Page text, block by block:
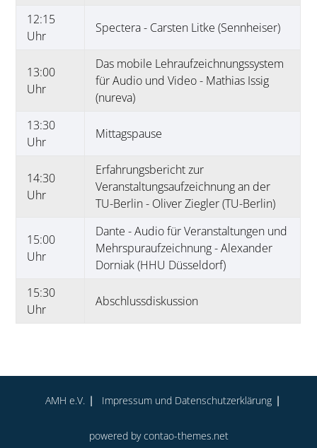
12:15
Uhr
Spectera - Carsten Litke (Sennheiser)
13:00
Uhr
Das mobile Lehraufzeichnungssystem
für Audio und Video - Mathias Issig
(nureva)
13:30
Uhr
Mittagspause
14:30
Uhr
Erfahrungsbericht zur
Veranstaltungsaufzeichnung an der
TU-Berlin - Oliver Ziegler (TU-Berlin)
15:00
Uhr
Dante - Audio für Veranstaltungen und
Mehrspuraufzeichnung - Alexander
Dorniak (HHU Düsseldorf)
15:30
Uhr
Abschlussdiskussion
AMH e.V. Impressum und Datenschutz­erklärung
powered bycontao-themes.net